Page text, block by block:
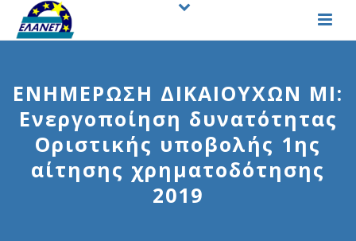
ΕΝΗΜΕΡΩΣΗ ΔΙΚΑΙΟΥΧΩΝ ΜΙ:
Ενεργοποίηση δυνατότητας
Οριστικής υποβολής 1ης
αίτησης χρηματοδότησης
2019